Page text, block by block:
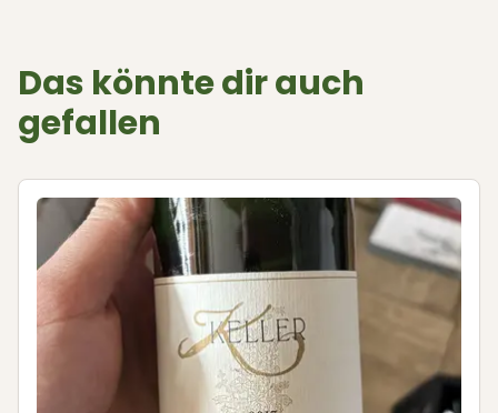
Das könnte dir auch
gefallen